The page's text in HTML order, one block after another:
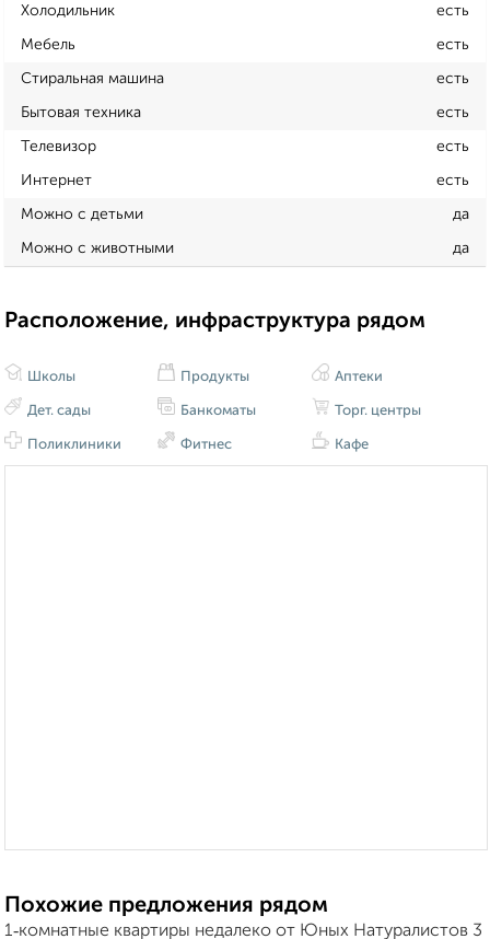
Холодильник есть
Мебель есть
Стиральная машина есть
Бытовая техника есть
Телевизор есть
Интернет есть
Можно с детьми да
Можно с животными да
Расположение, инфраструктура рядом
Школы
Дет. сады
Поликлиники
Продукты
Банкоматы
Фитнес
Аптеки
Торг. центры
Кафе
Похожие предложения рядом
1‑комнатные квартиры недалеко от Юных Натуралистов 3